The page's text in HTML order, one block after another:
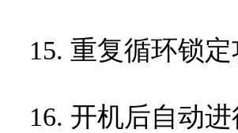
15. 重复循环锁
16. 开机后自动